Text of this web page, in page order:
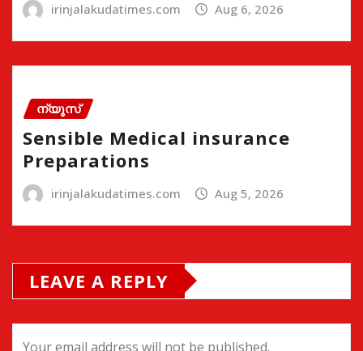
irinjalakudatimes.com Aug 6, 2026
ന്യൂസ്
Sensible Medical insurance
Preparations
irinjalakudatimes.com Aug 5, 2026
LEAVE A REPLY
Your email address will not be published.